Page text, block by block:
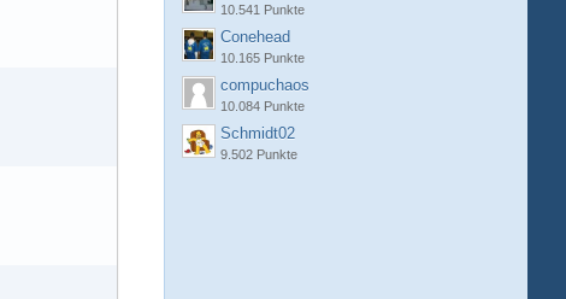
10.541 Punkte
Conehead
10.165 Punkte
compuchaos
10.084 Punkte
Schmidt02
9.502 Punkte